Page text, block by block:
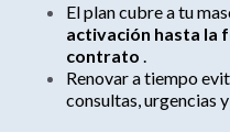
El plan cubre a tu
activación hasta la
contrato .
Renovar a tiempo
consultas, urgencias